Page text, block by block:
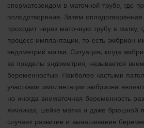
сперматозоидом в маточной трубе, где
оплодотворение. Затем оплодотворенная
проходит через маточную трубу в матку,
процесс имплантации, то есть эмбрион
эндометрий матки. Ситуация, когда
за пределы эндометрия, называется
беременностью. Наиболее частыми
участками имплантации эмбриона
но иногда внематочная беременность
яичниках, шейке матки и даже брюшной
случаях развитие и вынашивание